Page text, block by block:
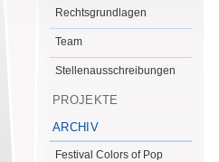
Rechtsgrundlagen
Team
Stellenausschreibungen
PROJEKTE
ARCHIV
Festival Colors of Pop